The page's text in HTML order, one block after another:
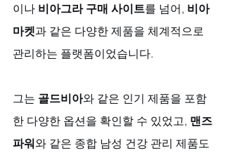
이나 비아그라 구매 사이트를 넘어, 비아
마켓과 같은 다양한 제품을 체계적으로
관리하는 플랫폼이었습니다.
그는 골드비아와 같은 인기 제품을 포함
한 다양한 옵션을 확인할 수 있었고, 맨즈
파워와 같은 종합 남성 건강 관리 제품도